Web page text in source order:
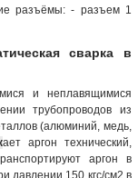
разъёмы: - разъем 1
сварка в
и неплавящимися
трубопроводов из
(алюминий, медь,
ает аргон технический,
аргон в
давлении 150 кгс/см2 в